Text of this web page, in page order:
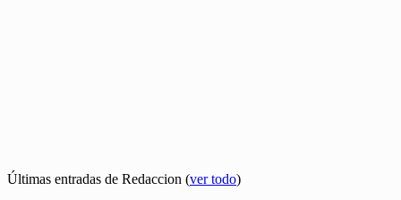
Últimas entradas de Redaccion (ver todo)